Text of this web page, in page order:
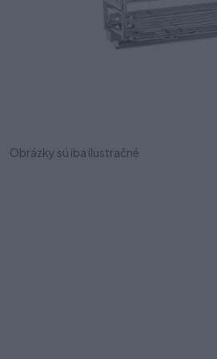
Obrázky sú iba ilustračné